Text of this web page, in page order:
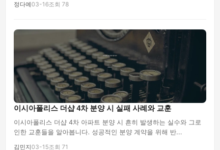
정다예03-16조회 78
이시아폴리스 더샵 4차 분양 시 실패 사례와 교훈
이시아폴리스 더샵 4차 아파트 분양 시 흔히 발생하는 실수와 그로
인한 교훈들을 알아봅니다. 성공적인 분양 계약을 위해 반...
김민지03-15조회 71